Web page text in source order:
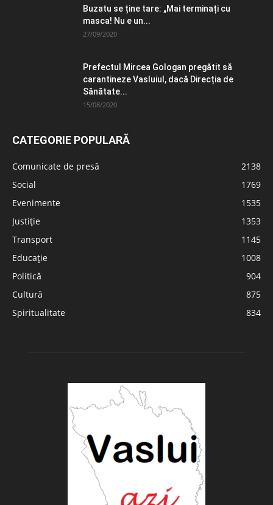
Buzatu se ține tare: „Mai terminați cu
masca! Nu e un...
27/09/2020
Prefectul Mircea Gologan pregătit să
carantineze Vasluiul, dacă Direcția de
Sănătate...
15/08/2020
CATEGORIE POPULARĂ
Comunicate de presă
2138
Social
1769
Evenimente
1535
Justiție
1353
Transport
1145
Educație
1008
Politică
904
Cultură
875
Spiritualitate
834